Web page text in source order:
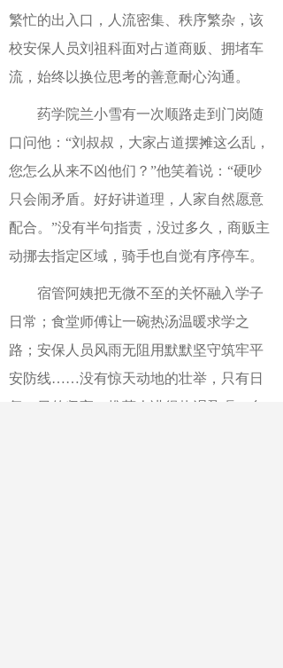
繁忙的出入口，人流密集、秩序繁杂，该
校安保人员刘祖科面对占道商贩、拥堵车
流，始终以换位思考的善意耐心沟通。
药学院兰小雪有一次顺路走到门岗随
口问他：“刘叔叔，大家占道摆摊这么乱，
您怎么从来不凶他们？”他笑着说：“硬吵
只会闹矛盾。好好讲道理，人家自然愿意
配合。”没有半句指责，没过多久，商贩主
动挪去指定区域，骑手也自觉有序停车。
宿管阿姨把无微不至的关怀融入学子
日常；食堂师傅让一碗热汤温暖求学之
路；安保人员风雨无阻用默默坚守筑牢平
安防线……没有惊天动地的壮举，只有日
复一日的坚守，推荐人讲得热泪盈眶，台